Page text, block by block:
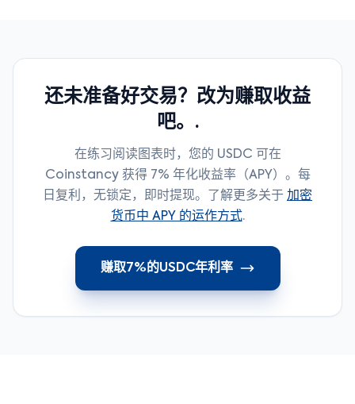
还未准备好交易？改为赚取收益
吧。.
在练习阅读图表时，您的 USDC 可在
Coinstancy 获得 7% 年化收益率（APY）。每
日复利，无锁定，即时提现。了解更多关于 加密
货币中 APY 的运作方式.
赚取7%的USDC年利率